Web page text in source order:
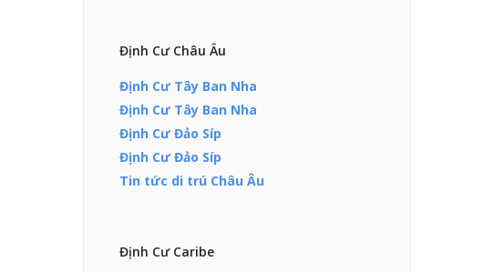
Định Cư Châu Âu
Định Cư Tây Ban Nha
Định Cư Tây Ban Nha
Định Cư Đảo Síp
Định Cư Đảo Síp
Tin tức di trú Châu Âu
Định Cư Caribe